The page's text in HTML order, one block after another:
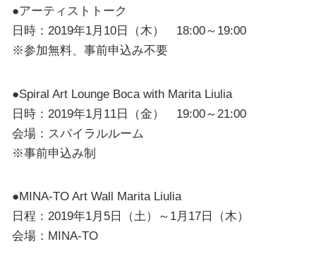
●アーティストトーク
日時：2019年1月10日（木） 18:00～19:00
※参加無料、事前申込み不要
●Spiral Art Lounge Boca with Marita Liulia
日時：2019年1月11日（金） 19:00～21:00
会場：スパイラルルーム
※事前申込み制
●MINA-TO Art Wall Marita Liulia
日程：2019年1月5日（土）～1月17日（木）
会場：MINA-TO